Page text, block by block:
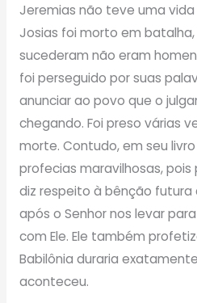
Jeremias não teve uma vida
Josias foi morto em batalha,
sucederam não eram
foi perseguido por suas
anunciar ao povo que o
chegando. Foi preso várias
morte. Contudo, em seu
profecias maravilhosas,
diz respeito à bênção futura
após o Senhor nos levar
com Ele. Ele também
Babilônia duraria
aconteceu.